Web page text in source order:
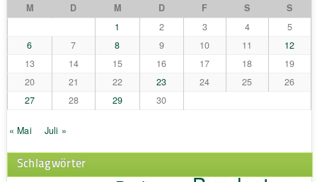
M
D M D F S
S
1
2 3 4
5
6
7 8 9 10 11
12
13
14 15 16 17 18
19
20
21 22 23 24 25
26
27
28 29 30
« Mai Juli »
Schlagwörter